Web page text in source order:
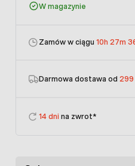
W magazynie
Zamów w ciągu 10h 27m
Darmowa dostawa od 299
14 dni na zwrot*